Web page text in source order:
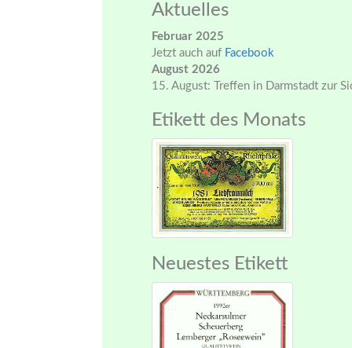
Aktuelles
Februar 2025
Jetzt auch auf Facebook
August 2026
15. August: Treffen in Darmstadt zur
Etikett des Monats
Neuestes Etikett